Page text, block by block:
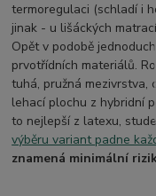
termoregulaci (schladí i
jinak - u lišáckých
Opět v podobě
prvotřídních materiálů.
tuhá, pružná mezivrstva,
lehací plochu z hybridní
to nejlepší z latexu,
výběru variant padne
znamená minimální